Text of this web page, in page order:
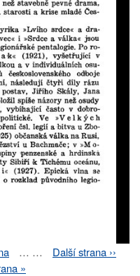
… …
Next
Další strana ››
»